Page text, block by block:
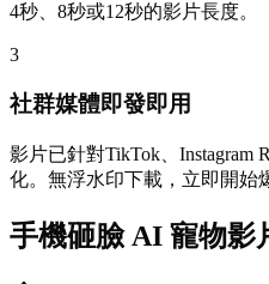
4秒、8秒或12秒的影片長度。
3
社群媒體即發即用
影片已針對TikTok、Instagram
化。無浮水印下載，立即開始
手機砸臉 AI 寵物影